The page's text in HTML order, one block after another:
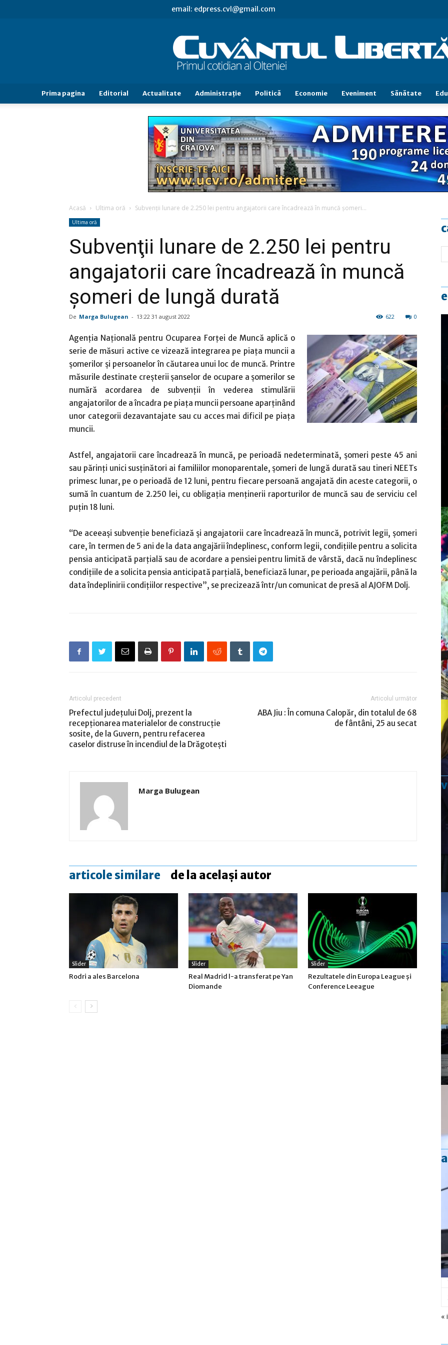
email: edpress.cvl@gmail.com
Cuvântul
Libertăţii
Prima pagina Editorial Actualitate Administraţie Politică Economie Eveniment Sănătate
Acasă Ultima oră Subvenţii lunare de 2.250 lei pentru angajatorii care încadrează în muncă șomeri...
Ultima oră
Subvenţii lunare de 2.250 lei pentru
angajatorii care încadrează în muncă
șomeri de lungă durată
De Marga Bulugean - 13:22 31 august 2022 0
622
Agenția Națională pentru Ocuparea Forței de Muncă aplică o
serie de măsuri active ce vizează integrarea pe piața muncii a
șomerilor și persoanelor în căutarea unui loc de muncă. Printre
măsurile destinate creșterii șanselor de ocupare a șomerilor se
numără acordarea de subvenții în vederea stimulării
angajatorilor de a încadra pe piața muncii persoane aparţinând
unor categorii dezavantajate sau cu acces mai dificil pe piaţa
muncii.
Astfel, angajatorii care încadrează în muncă, pe perioadă nedeterminată, şomeri peste 45 ani
sau părinți unici susţinători ai familiilor monoparentale, şomeri de lungă durată sau tineri NEETs
primesc lunar, pe o perioadă de 12 luni, pentru fiecare persoană angajată din aceste categorii, o
sumă în cuantum de 2.250 lei, cu obligaţia menţinerii raporturilor de muncă sau de serviciu cel
puţin 18 luni.
“De aceeași subvenție beneficiază și angajatorii care încadrează în muncă, potrivit legii, şomeri
care, în termen de 5 ani de la data angajării îndeplinesc, conform legii, condiţiile pentru a solicita
pensia anticipată parţială sau de acordare a pensiei pentru limită de vârstă, dacă nu îndeplinesc
condiţiile de a solicita pensia anticipată parţială, beneficiază lunar, pe perioada angajării, până la
data îndeplinirii condiţiilor respective”, se precizează într/un comunicat de presă al AJOFM Dolj.
Articolul precedent
Prefectul judeţului Dolj, prezent la
recepţionarea materialelor de construcţie
sosite, de la Guvern, pentru refacerea
caselor distruse în incendiul de la Drăgoteşti
Articolul următor
ABA Jiu : În comuna Calopăr, din totalul de 68
de fântâni, 25 au secat
Marga Bulugean
articole similare de la același autor
Slider
Rodri a ales Barcelona
Slider
Real Madrid l-a transferat pe Yan
Diomande
Slider
Rezultatele din Europa League şi
Conference Leeague
«